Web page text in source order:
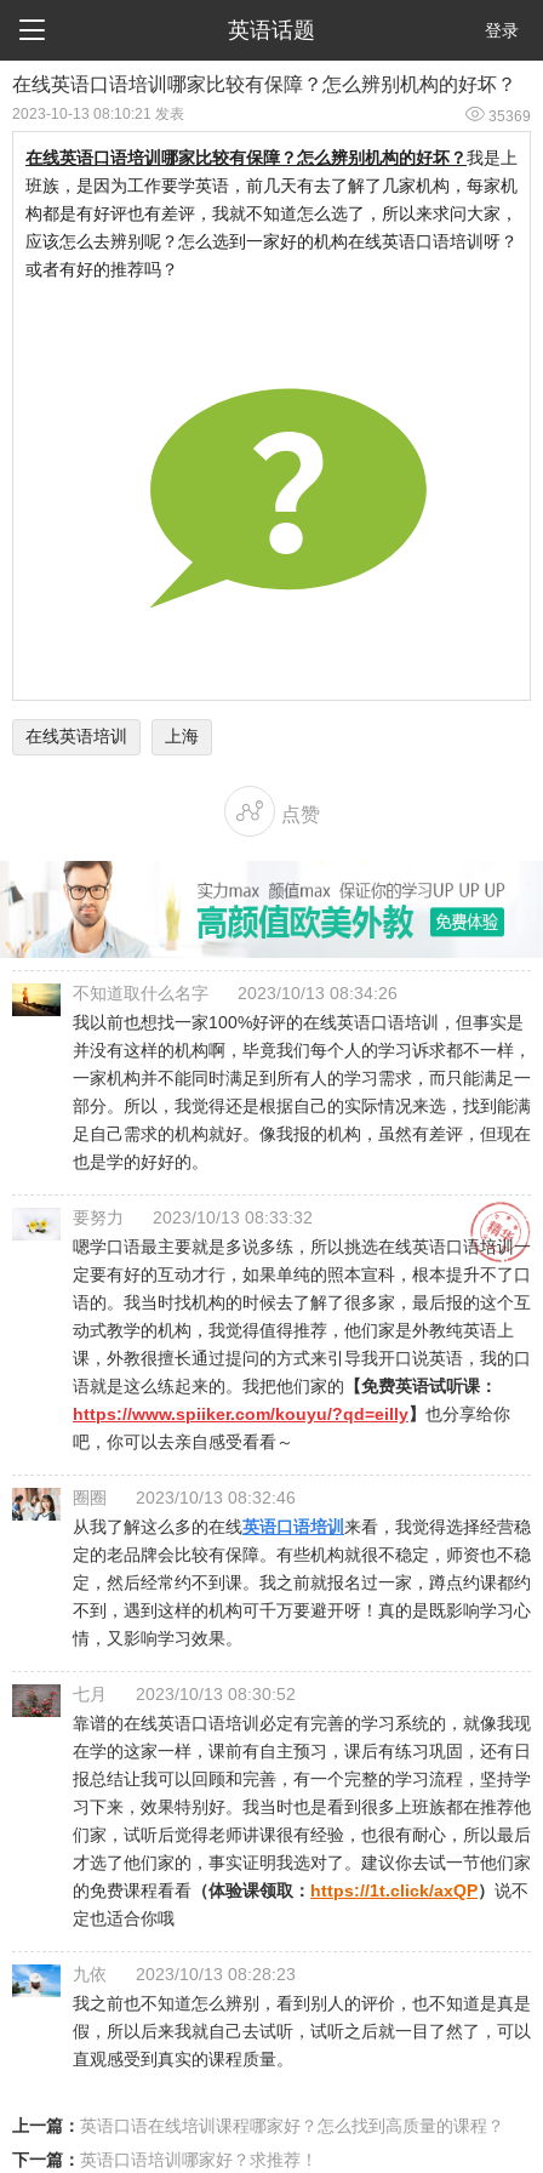
 英语话题 登录
​在线英语口语培训哪家比较有保障？怎么辨别机构的好坏？
2023-10-13 08:10:21 发表  35369
在线英语口语培训哪家比较有保障？怎么辨别机构的好坏？我是上
班族，是因为工作要学英语，前几天有去了解了几家机构，每家机
构都是有好评也有差评，我就不知道怎么选了，所以来求问大家，
应该怎么去辨别呢？怎么选到一家好的机构在线英语口语培训呀？
或者有好的推荐吗？
在线英语培训 上海
 点赞
不知道取什么名字
2023/10/13 08:34:26
我以前也想找一家100%好评的在线英语口语培训，但事实是
并没有这样的机构啊，毕竟我们每个人的学习诉求都不一样，
一家机构并不能同时满足到所有人的学习需求，而只能满足一
部分。所以，我觉得还是根据自己的实际情况来选，找到能满
足自己需求的机构就好。像我报的机构，虽然有差评，但现在
也是学的好好的。
要努力
2023/10/13 08:33:32
嗯学口语最主要就是多说多练，所以挑选在线英语口语培训一
定要有好的互动才行，如果单纯的照本宣科，根本提升不了口
语的。我当时找机构的时候去了解了很多家，最后报的这个互
动式教学的机构，我觉得值得推荐，他们家是外教纯英语上
课，外教很擅长通过提问的方式来引导我开口说英语，我的口
语就是这么练起来的。我把他们家的 【免费英语试听课：
https://www.spiiker.com/kouyu/?qd=eilly】 也分享给你
吧，你可以去亲自感受看看～
圈圈
2023/10/13 08:32:46
从我了解这么多的在线英语口语培训 来看，我觉得选择经营稳
定的老品牌会比较有保障。有些机构就很不稳定，师资也不稳
定，然后经常约不到课。我之前就报名过一家，蹲点约课都约
不到，遇到这样的机构可千万要避开呀！真的是既影响学习心
情，又影响学习效果。
七月
2023/10/13 08:30:52
靠谱的在线英语口语培训必定有完善的学习系统的，就像我现
在学的这家一样，课前有自主预习，课后有练习巩固，还有日
报总结让我可以回顾和完善，有一个完整的学习流程，坚持学
习下来，效果特别好。我当时也是看到很多上班族都在推荐他
们家，试听后觉得老师讲课很有经验，也很有耐心，所以最后
才选了他们家的，事实证明我选对了。建议你去试一节他们家
的免费课程看看 （体验课领取： https://1t.click/axQP） 说不
定也适合你哦
九依
2023/10/13 08:28:23
我之前也不知道怎么辨别，看到别人的评价，也不知道是真是
假，所以后来我就自己去试听，试听之后就一目了然了，可以
直观感受到真实的课程质量。
上一篇： ​英语口语在线培训课程哪家好？怎么找到高质量的课程？
下一篇： 英语口语培训哪家好？求推荐！